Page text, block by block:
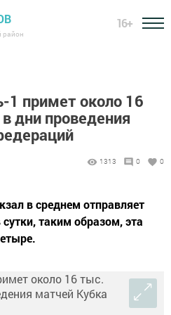
район
16+
примет около 16
дни проведения
1313 0 0
в среднем отправляет
таким образом, эта